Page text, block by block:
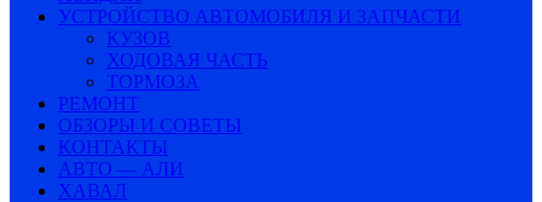
УСТРОЙСТВО АВТОМОБИЛЯ И ЗАПЧАСТИ
КУЗОВ
ХОДОВАЯ ЧАСТЬ
ТОРМОЗА
РЕМОНТ
ОБЗОРЫ И СОВЕТЫ
КОНТАКТЫ
АВТО — АЛИ
ХАВАЛ